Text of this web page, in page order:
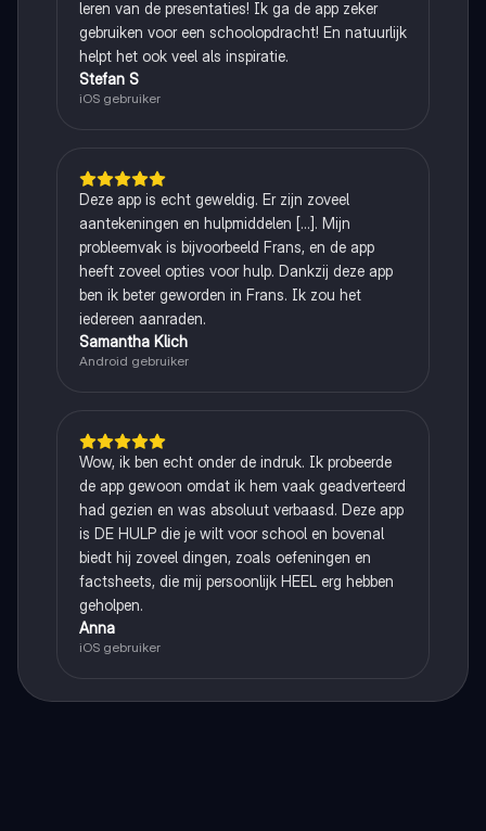
leren van de presentaties! Ik ga de app zeker
gebruiken voor een schoolopdracht! En natuurlijk
helpt het ook veel als inspiratie.
Stefan S
iOS gebruiker
Deze app is echt geweldig. Er zijn zoveel
aantekeningen en hulpmiddelen [...]. Mijn
probleemvak is bijvoorbeeld Frans, en de app
heeft zoveel opties voor hulp. Dankzij deze app
ben ik beter geworden in Frans. Ik zou het
iedereen aanraden.
Samantha Klich
Android gebruiker
Wow, ik ben echt onder de indruk. Ik probeerde
de app gewoon omdat ik hem vaak geadverteerd
had gezien en was absoluut verbaasd. Deze app
is DE HULP die je wilt voor school en bovenal
biedt hij zoveel dingen, zoals oefeningen en
factsheets, die mij persoonlijk HEEL erg hebben
geholpen.
Anna
iOS gebruiker